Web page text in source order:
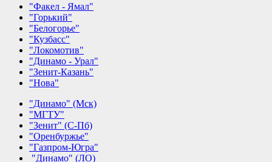
"Факел - Ямал"
"Горький"
"Белогорье"
"Кузбасс"
"Локомотив"
"Динамо - Урал"
"Зенит-Казань"
"Нова"
"Динамо" (Мск)
"МГТУ"
"Зенит" (С-Пб)
"Оренбуржье"
"Газпром-Югра"
"Динамо" (ЛО)